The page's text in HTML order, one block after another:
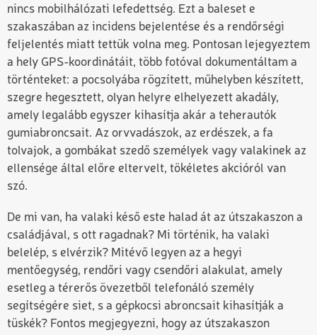
nincs mobilhálózati lefedettség. Ezt a baleset e
szakaszában az incidens bejelentése és a rendőrségi
feljelentés miatt tettük volna meg. Pontosan lejegyeztem
a hely GPS-koordinátáit, több fotóval dokumentáltam a
történteket: a pocsolyába rögzített, műhelyben készített,
szegre hegesztett, olyan helyre elhelyezett akadály,
amely legalább egyszer kihasítja akár a teherautók
gumiabroncsait. Az orvvadászok, az erdészek, a fa
tolvajok, a gombákat szedő személyek vagy valakinek az
ellensége által előre eltervelt, tökéletes akcióról van
szó.
De mi van, ha valaki késő este halad át az útszakaszon a
családjával, s ott ragadnak? Mi történik, ha valaki
belelép, s elvérzik? Mitévő legyen az a hegyi
mentőegység, rendőri vagy csendőri alakulat, amely
esetleg a térerős övezetből telefonáló személy
segítségére siet, s a gépkocsi abroncsait kihasítják a
tüskék? Fontos megjegyezni, hogy az útszakaszon